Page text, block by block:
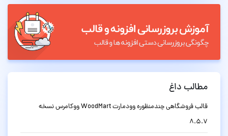
مطالب داغ
قالب فروشگاهی چندمنظوره وودمارت WoodMart ووکامرس نسخه
8.5.7